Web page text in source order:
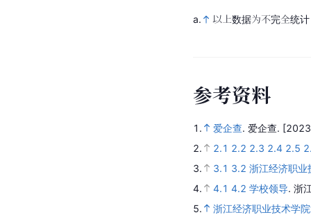
a. 以上数据为不完全统
参考资料
1. 爱企查. 爱企查.
2.
2.1 2.2 2.3 2.4 2.5
3.
3.1 3.2 浙江经济职
4.
4.1 4.2 学校领导. 浙
5.
浙江经济职业技术学